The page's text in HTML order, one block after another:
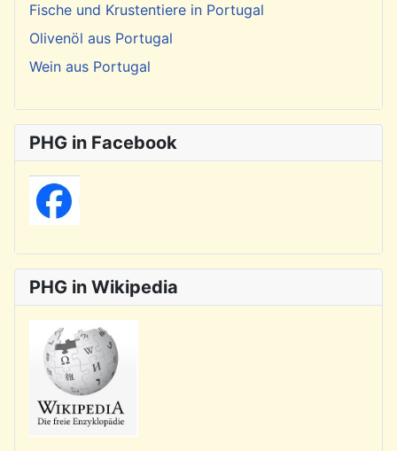
Fische und Krustentiere in Portugal
Olivenöl aus Portugal
Wein aus Portugal
PHG in Facebook
PHG in Wikipedia